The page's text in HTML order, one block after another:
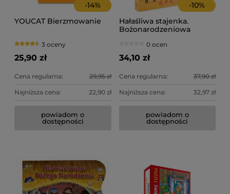
-14%
YOUCAT Bierzmowanie
3 oceny
25,90 zł
Cena regularna: 29,95 zł
Najniższa cena: 22,90 zł
powiadom o
dostępności
-10%
Hałaśliwa stajenka.
Bożonarodzeniowa
0 ocen
34,10 zł
Cena regularna: 37,90 zł
Najniższa cena: 32,97 zł
powiadom o
dostępności